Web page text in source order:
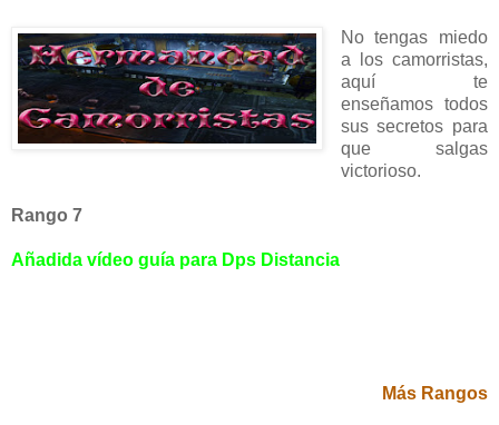
No tengas miedo
a los camorristas,
aquí te
enseñamos todos
sus secretos para
que salgas
victorioso.
Rango 7
Añadida vídeo guía para Dps Distancia
Más Rangos